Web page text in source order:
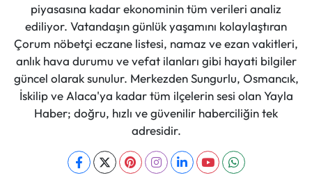
piyasasına kadar ekonominin tüm verileri analiz
ediliyor. Vatandaşın günlük yaşamını kolaylaştıran
Çorum nöbetçi eczane listesi, namaz ve ezan vakitleri,
anlık hava durumu ve vefat ilanları gibi hayati bilgiler
güncel olarak sunulur. Merkezden Sungurlu, Osmancık,
İskilip ve Alaca'ya kadar tüm ilçelerin sesi olan Yayla
Haber; doğru, hızlı ve güvenilir haberciliğin tek
adresidir.